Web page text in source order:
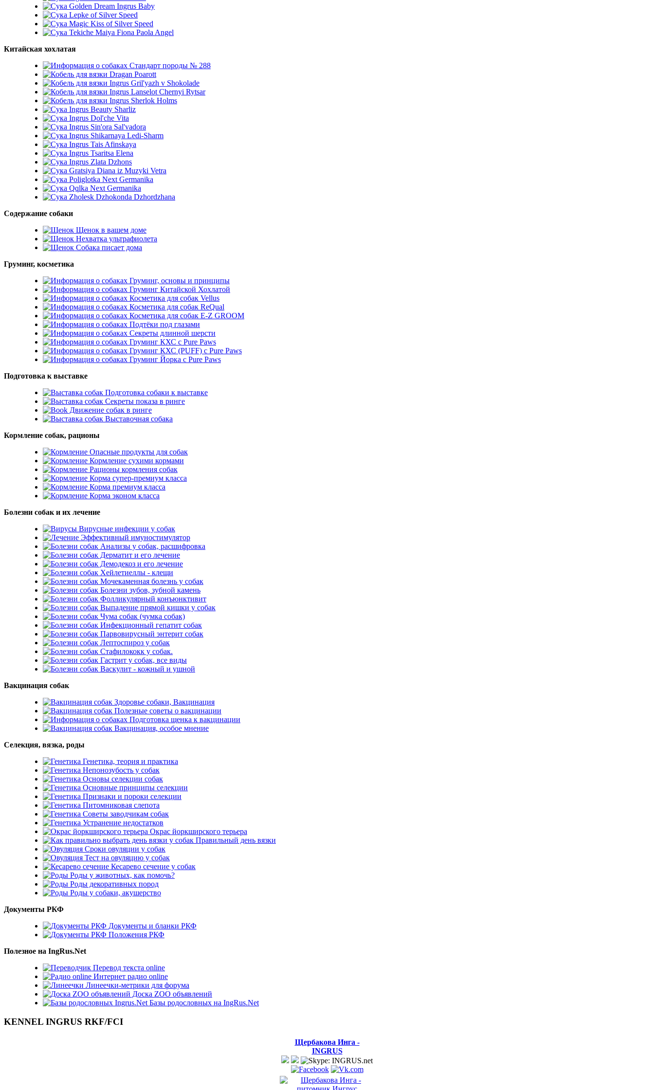
Golden Dream Ingrus Baby
Lepke of Silver Speed
Magic Kiss of Silver Speed
Tekiche Maiya Fiona Paola Angel
Китайская хохлатая
Стандарт породы № 288
Dragan Poarott
Ingrus Gril'yazh v Shokolade
Ingrus Lanselot Chernyi Rytsar
Ingrus Sherlok Holms
Ingrus Beauty Sharliz
Ingrus Dol'che Vita
Ingrus Sin'ora Sal'vadora
Ingrus Shikarnaya Ledi-Sharm
Ingrus Tais Afinskaya
Ingrus Tsaritsa Elena
Ingrus Zlata Dzhons
Gratsiya Diana iz Muzyki Vetra
Poliglotka Next Germanika
Qqlka Next Germanika
Zholesk Dzhokonda Dzhordzhana
Содержание собаки
Щенок в вашем доме
Нехватка ультрафиолета
Собака писает дома
Груминг, косметика
Груминг, основы и принципы
Груминг Китайской Хохлатой
Косметика для собак Vellus
Косметика для собак ReQual
Косметика для собак E-Z GROOM
Подтёки под глазами
Секреты длинной шерсти
Груминг КХС с Pure Paws
Груминг КХС (PUFF) с Pure Paws
Груминг Йорка с Pure Paws
Подготовка к выставке
Подготовка собаки к выставке
Секреты показа в ринге
Движение собак в ринге
Выставочная собака
Кормление собак, рационы
Опасные продукты для собак
Кормление сухими кормами
Рационы кормления собак
Корма супер-премиум класса
Корма премиум класса
Корма эконом класса
Болезни собак и их лечение
Вирусные инфекции у собак
Эффективный имуностимулятор
Анализы у собак, расшифровка
Дерматит и его лечение
Демодекоз и его лечение
Хейлетиеллы - клещи
Мочекаменная болезнь у собак
Болезни зубов, зубной камень
Фолликулярный конъюнктивит
Выпадение прямой кишки у собак
Чума собак (чумка собак)
Инфекционный гепатит собак
Парвовирусный энтерит собак
Лептоспироз у собак
Стафилококк у собак.
Гастрит у собак, все виды
Васкулит - кожный и ушной
Вакцинация собак
Здоровье собаки, Вакцинация
Полезные советы о вакцинации
Подготовка щенка к вакцинации
Вакцинация, особое мнение
Селекция, вязка, роды
Генетика, теория и практика
Непонозубость у собак
Основы селекции собак
Основные принципы селекции
Признаки и пороки селекции
Питомниковая слепота
Советы заводчикам собак
Устранение недостатков
Окрас йоркширского терьера
Правильный день вязки
Сроки овуляции у собак
Тест на овуляцию у собак
Кесарево сечение у собак
Роды у животных, как помочь?
Роды декоративных пород
Роды у собаки, акушерство
Документы РКФ
Документы и бланки РКФ
Положения РКФ
Полезное на IngRus.Net
Перевод текста online
Интернет радио online
Линеечки-метрики для форума
Доска ZOO объявлений
Базы родословных на IngRus.Net
KENNEL INGRUS RKF/FCI
Щербакова Инга -
INGRUS